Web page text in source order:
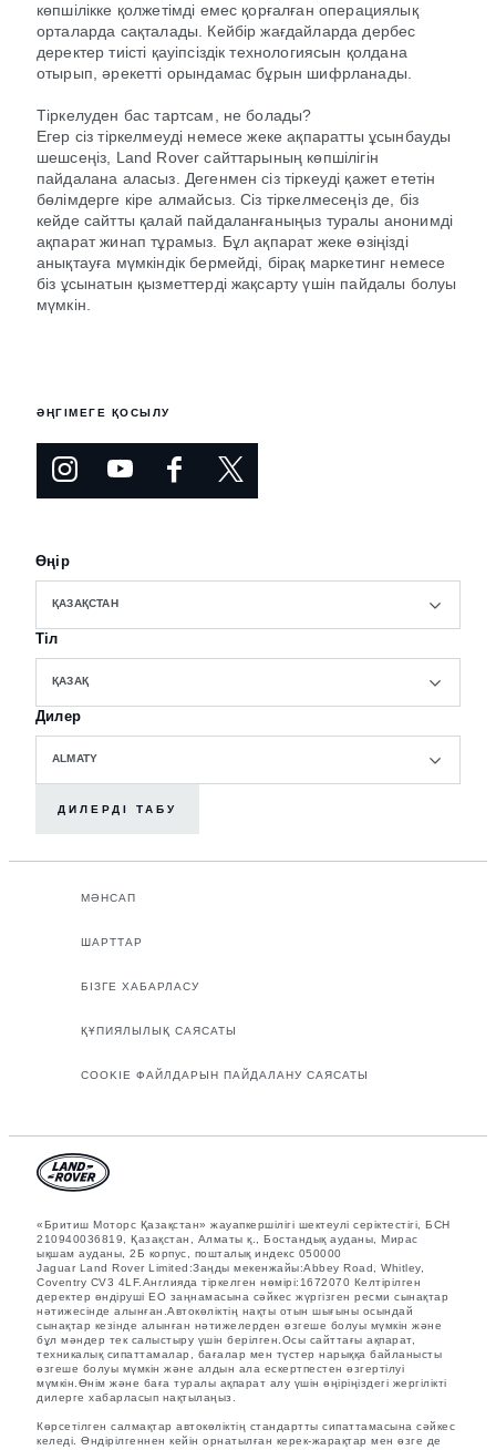
көпшілікке қолжетімді емес қорғалған операциялық
орталарда сақталады. Кейбір жағдайларда дербес
деректер тиісті қауіпсіздік технологиясын қолдана
отырып, әрекетті орындамас бұрын шифрланады.
Тіркелуден бас тартсам, не болады?
Егер сіз тіркелмеуді немесе жеке ақпаратты ұсынбауды
шешсеңіз, Land Rover сайттарының көпшілігін
пайдалана аласыз. Дегенмен сіз тіркеуді қажет ететін
бөлімдерге кіре алмайсыз. Сіз тіркелмесеңіз де, біз
кейде сайтты қалай пайдаланғаныңыз туралы анонимді
ақпарат жинап тұрамыз. Бұл ақпарат жеке өзіңізді
анықтауға мүмкіндік бермейді, бірақ маркетинг немесе
біз ұсынатын қызметтерді жақсарту үшін пайдалы болуы
мүмкін.
ӘҢГІМЕГЕ ҚОСЫЛУ
Өңір
ҚАЗАҚСТАН
Тіл
ҚАЗАҚ
Дилер
ALMATY
ДИЛЕРДІ ТАБУ
МӘНСАП
ШАРТТАР
БІЗГЕ ХАБАРЛАСУ
ҚҰПИЯЛЫЛЫҚ САЯСАТЫ
COOKIE ФАЙЛДАРЫН ПАЙДАЛАНУ САЯСАТЫ
«Бритиш Моторс Қазақстан» жауапкершілігі шектеулі серіктестігі, БСН
210940036819, Қазақстан, Алматы қ., Бостандық ауданы, Мирас
ықшам ауданы, 2Б корпус, пошталық индекс 050000
Jaguar Land Rover Limited:Заңды мекенжайы:Abbey Road, Whitley,
Coventry CV3 4LF.Англияда тіркелген нөмірі:1672070 Келтірілген
деректер өндіруші ЕО заңнамасына сәйкес жүргізген ресми сынақтар
нәтижесінде алынған.Автокөліктің нақты отын шығыны осындай
сынақтар кезінде алынған нәтижелерден өзгеше болуы мүмкін және
бұл мәндер тек салыстыру үшін берілген.Осы сайттағы ақпарат,
техникалық сипаттамалар, бағалар мен түстер нарыққа байланысты
өзгеше болуы мүмкін және алдын ала ескертпестен өзгертілуі
мүмкін.Өнім және баға туралы ақпарат алу үшін өңіріңіздегі жергілікті
дилерге хабарласып нақтылаңыз.
Көрсетілген салмақтар автокөліктің стандартты сипаттамасына сәйкес
келеді. Өндірілгеннен кейін орнатылған керек-жарақтар мен өзге де